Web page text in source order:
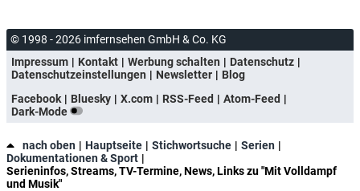
© 1998 - 2026 imfernsehen GmbH & Co. KG
Impressum
Kontakt Werbung schalten
Datenschutz
Datenschutzeinstellungen
Newsletter
Blog
Facebook
Bluesky X.com RSS-Feed
Atom-Feed
Dark-Mode
nach oben Hauptseite Stichwortsuche
Serien
Dokumentationen & Sport
Serieninfos, Streams, TV-Termine, News, Links zu "Mit Volldampf
und Musik"